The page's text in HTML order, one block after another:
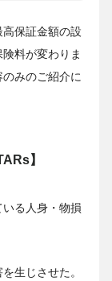
保証金額の設
料が変わりま
みのご紹介に
】
る人身・物損
生じさせた。